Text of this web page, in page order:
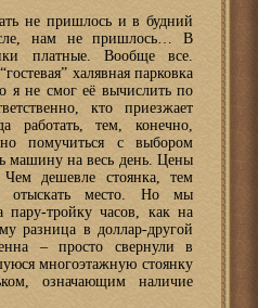
не пришлось и в будний
нам не пришлось… В
платные. Вообще все.
халявная парковка
я не смог её вычислить по
кто приезжает
работать, тем, конечно,
помучиться с выбором
машину на весь день. Цены
дешевле стоянка, тем
отыскать место. Но мы
пару-тройку часов, как на
разница в доллар-другой
– просто свернули в
многоэтажную стоянку
означающим наличие